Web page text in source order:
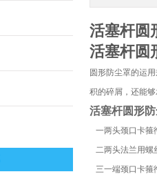
活塞杆
活塞杆圆
圆形防尘罩的运
积的碎屑，还能
活塞杆圆形
一两头颈口卡箍
二两头法兰用螺
三一端颈口卡箍